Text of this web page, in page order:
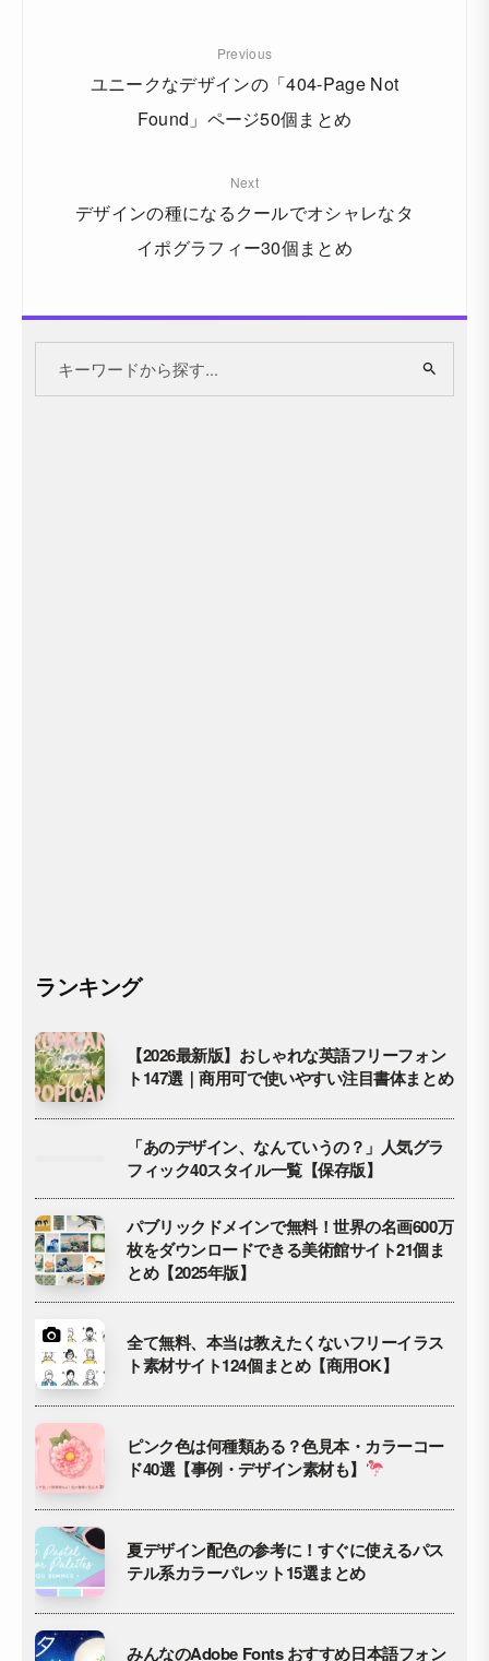
Previous
ユニークなデザインの「404-Page Not
Found」ページ50個まとめ
Next
デザインの種になるクールでオシャレなタ
イポグラフィー30個まとめ
ランキング
【2026最新版】おしゃれな英語フリーフォン
ト147選｜商用可で使いやすい注目書体まとめ
「あのデザイン、なんていうの？」人気グラ
フィック40スタイル一覧【保存版】
パブリックドメインで無料！世界の名画600万
枚をダウンロードできる美術館サイト21個ま
とめ【2025年版】
全て無料、本当は教えたくないフリーイラス
ト素材サイト124個まとめ【商用OK】
ピンク色は何種類ある？色見本・カラーコー
ド40選【事例・デザイン素材も】
夏デザイン配色の参考に！すぐに使えるパス
テル系カラーパレット15選まとめ
みんなのAdobe Fonts おすすめ日本語フォン